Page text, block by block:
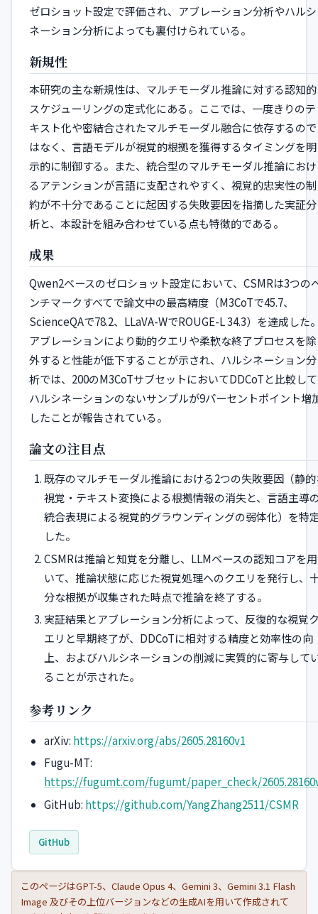
ゼロショット設定で評価され、アブレーション分析やハルシ
ネーション分析によっても裏付けられている。
新規性
本研究の主な新規性は、マルチモーダル推論に対する認知的
スケジューリングの定式化にある。ここでは、一度きりのテ
キスト化や密結合されたマルチモーダル融合に依存するので
はなく、言語モデルが視覚的根拠を獲得するタイミングを明
示的に制御する。また、統合型のマルチモーダル推論におけ
るアテンションが言語に支配されやすく、視覚的忠実性の制
約が不十分であることに起因する失敗要因を指摘した実証分
析と、本設計を組み合わせている点も特徴的である。
成果
Qwen2ベースのゼロショット設定において、CSMRは3つの
ンチマークすべてで論文中の最高精度（M3CoTで45.7、
ScienceQAで78.2、LLaVA-WでROUGE-L 34.3）を達成した
アブレーションにより動的クエリや柔軟な終了プロセスを除
外すると性能が低下することが示され、ハルシネーション分
析では、200のM3CoTサブセットにおいてDDCoTと比較して
ハルシネーションのないサンプルが9パーセントポイント増
したことが報告されている。
論文の注目点
既存のマルチモーダル推論における2つの失敗要因（静
視覚・テキスト変換による根拠情報の消失と、言語主導
統合表現による視覚的グラウンディングの弱体化）を特
した。
CSMRは推論と知覚を分離し、LLMベースの認知コアを用
いて、推論状態に応じた視覚処理へのクエリを発行し、
分な根拠が収集された時点で推論を終了する。
実証結果とアブレーション分析によって、反復的な視覚
エリと早期終了が、DDCoTに相対する精度と効率性の向
上、およびハルシネーションの削減に実質的に寄与して
ることが示された。
参考リンク
arXiv: https://arxiv.org/abs/2605.28160v1
Fugu-MT:
https://fugumt.com/fugumt/paper_check/
GitHub: https://github.com/YangZhang2511/CSMR
GitHub
このページはGPT-5、Claude Opus 4、Gemini 3、Gemini 3.1 Flash
Image 及びその上位バージョンなどの生成AIを用いて作成されて